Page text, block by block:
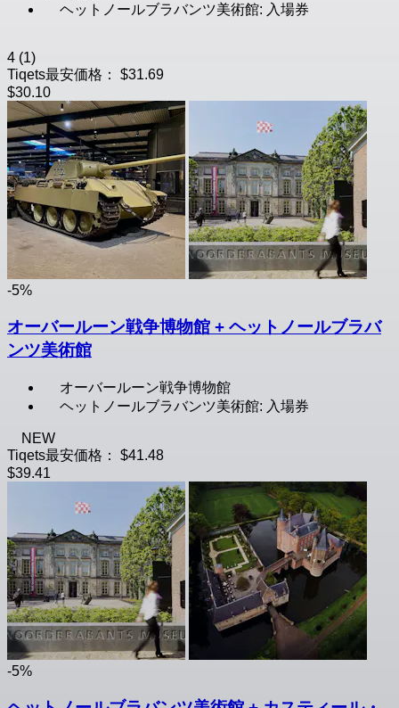
ヘットノールブラバンツ美術館: 入場券
4 (1)
Tiqets最安価格：
$31.69
$30.10
-5%
オーバールーン戦争博物館 + ヘットノールブラバ
ンツ美術館
オーバールーン戦争博物館
ヘットノールブラバンツ美術館: 入場券
NEW
Tiqets最安価格：
$41.48
$39.41
-5%